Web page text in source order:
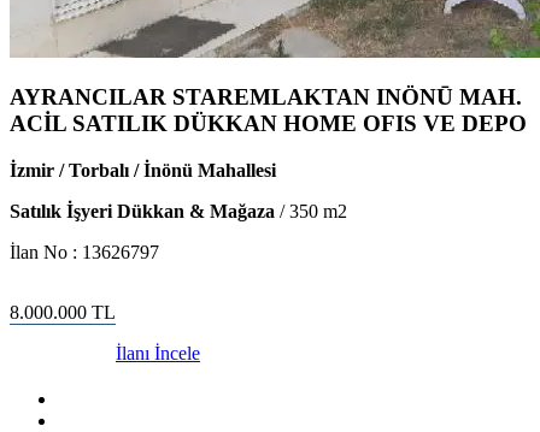
AYRANCILAR STAREMLAKTAN INÖNŪ MAH.
ACİL SATILIK DÜKKAN HOME OFIS VE DEPO
İzmir / Torbalı / İnönü Mahallesi
Satılık İşyeri Dükkan & Mağaza /350 m2
İlan No : 13626797
8.000.000 TL
İlanı İncele